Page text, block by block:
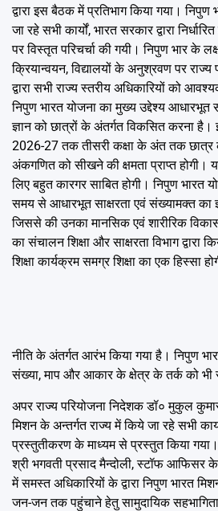
द्वारा इस बैठक में प्रतिभाग किया गया।
जा रहे सभी कार्यों, भारत सरकार द्वारा
पर विस्तृत परिचर्चा की गयी। निपुण भार के
क्रियान्वयन, विद्यालयों के अनुश्रवण पर राज्य
द्वारा सभी राज्य स्तरीय अधिकारियों को
निपुण भारत योजना का मुख्य उद्देश्य आधारभूत
ज्ञान को छात्रों के अंतर्गत विकसित करना
2026-27 तक तीसरी कक्षा के अंत तक छात्र
अंकगणित को सीखने की क्षमता प्राप्त होगी।
लिए बहुत कारगर साबित होगी। निपुण भारत
समय से आधारभूत साक्षरता एवं संख्यामक्त का
जिससे की उनका मानसिक एवं शारीरिक
का संचालन शिक्षा और साक्षरता विभाग द्वारा
शिक्षा कार्यक्रम समग्र शिक्षा का एक हिस्सा
नीति के अंतर्गत आरंभ किया गया है। निपुण
संख्या, माप और आकार के क्षेत्र के तर्क को भी
अपर राज्य परियोजना निदेशक डॉ० मुकुल कुमार
मिशन के अन्तर्गत राज्य में किये जा रहे सभी
प्रस्तुतीकरण के माध्यम से प्रस्तुत किया
श्री भगवती प्रसाद मैन्दोली, स्टॉफ आफिसर के
में समस्त अधिकारियों के द्वारा निपुण भारत
जन-जन तक पहुंचाने हेतु सामुदायिक सहभागिता